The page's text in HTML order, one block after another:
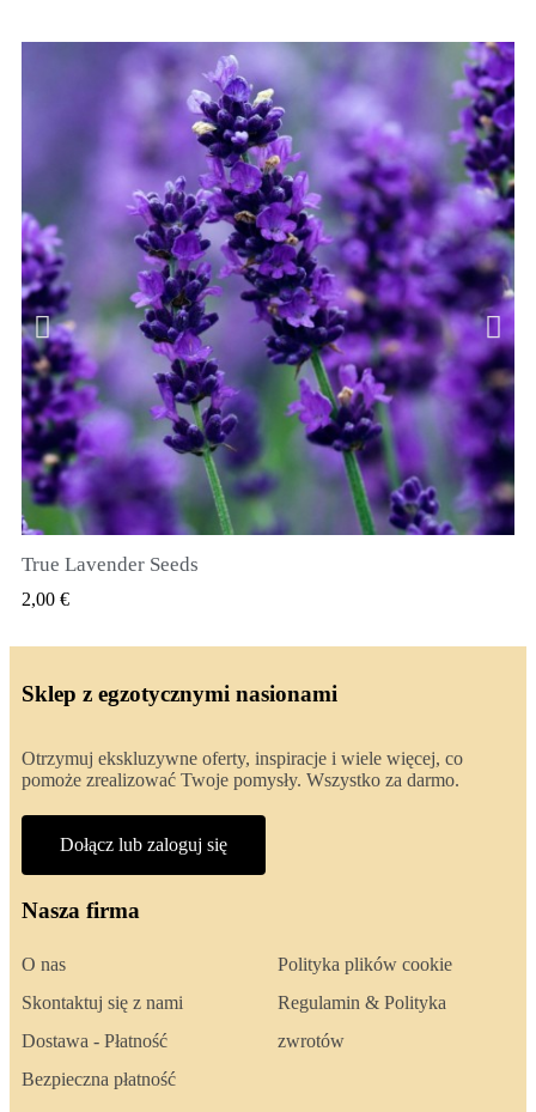
SZYBKI PODGLĄD
True Lavender Seeds
2,00 €
Sklep z egzotycznymi nasionami
Otrzymuj ekskluzywne oferty, inspiracje i wiele więcej, co
pomoże zrealizować Twoje pomysły. Wszystko za darmo.
Dołącz lub zaloguj się
Nasza firma
O nas
Skontaktuj się z nami
Dostawa - Płatność
Bezpieczna płatność
Polityka plików cookie
Regulamin & Polityka
zwrotów